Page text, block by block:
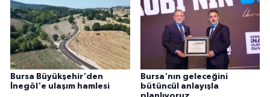
Bursa Büyükşehir'den
İnegöl'e ulaşım hamlesi
Bursa'nın geleceğini
bütüncül anlayışla